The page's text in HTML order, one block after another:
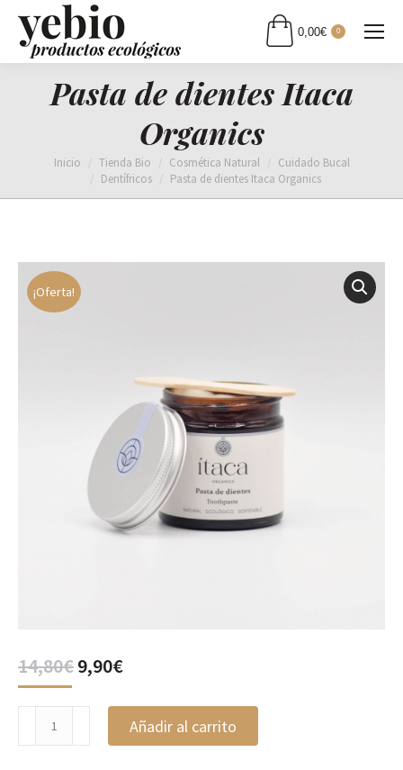
0,00€ 0
Pasta de dientes Itaca
Organics
Estás aquí:
Inicio Tienda Bio Cosmética Natural
Cuidado Bucal
Dentífricos
Pasta de dientes Itaca Organics
¡Oferta!
14,80€El
precio
original
14,80€.
9,90€El
actual
es:
9,90€.
dientes
Añadir al carrito